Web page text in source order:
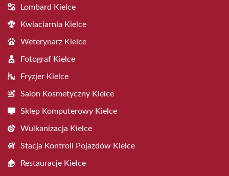
Lombard Kielce
Kwiaciarnia Kielce
Weterynarz Kielce
Fotograf Kielce
Fryzjer Kielce
Salon Kosmetyczny Kielce
Sklep Komputerowy Kielce
Wulkanizacja Kielce
Stacja Kontroli Pojazdów Kielce
Restauracje Kielce